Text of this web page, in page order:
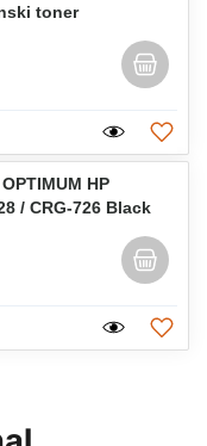
toner
HP
/ CRG-726 Black